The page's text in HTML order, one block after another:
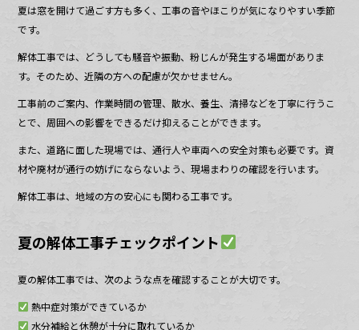
夏は窓を開けて過ごす方も多く、工事の音やほこりが気になりやすい季節
です。
解体工事では、どうしても騒音や振動、粉じんが発生する場面がありま
す。そのため、近隣の方への配慮が欠かせません。
工事前のご案内、作業時間の管理、散水、養生、清掃などを丁寧に行うこ
とで、周囲への影響をできるだけ抑えることができます。
また、道路に面した現場では、通行人や車両への安全対策も必要です。資
材や廃材が通行の妨げにならないよう、現場まわりの確認を行います。
解体工事は、地域の方の安心にも関わる工事です。
夏の解体工事チェックポイント
夏の解体工事では、次のような点を確認することが大切です。
熱中症対策ができているか
水分補給と休憩が十分に取れているか